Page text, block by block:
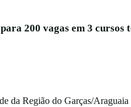
200 vagas em 3 cursos